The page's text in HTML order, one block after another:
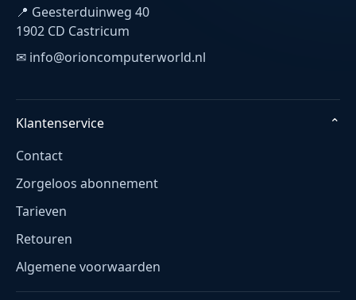
📍 Geesterduinweg 40
1902 CD Castricum
✉ info@orioncomputerworld.nl
Klantenservice
⌄
Contact
Zorgeloos abonnement
Tarieven
Retouren
Algemene voorwaarden